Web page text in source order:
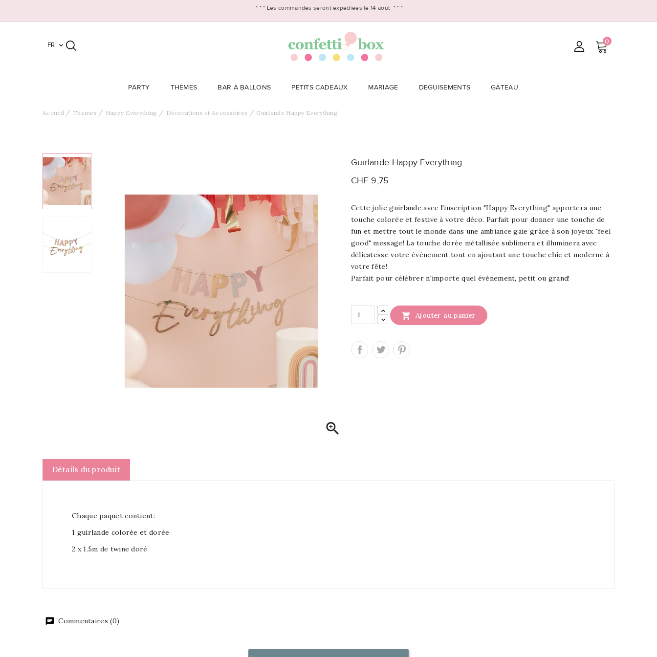
* * * Les commandes seront expédiées le 14 août * * *
FR  0
PARTY THÈMES BAR À BALLONS PETITS CADEAUX MARIAGE DÉGUISEMENTS GÂTEAU
Accueil Thèmes Happy Everything Décorations et Accessoires Guirlande Happy Everything

Guirlande Happy Everything
CHF 9,75
Cette jolie guirlande avec l'inscription "Happy Everything" apportera une
touche colorée et festive à votre déco. Parfait pour donner une touche de
fun et mettre tout le monde dans une ambiance gaie grâce à son joyeux "feel
good" message! La touche dorée métallisée sublimera et illuminera avec
délicatesse votre évènement tout en ajoutant une touche chic et moderne à
votre fête!
Parfait pour célébrer n'importe quel évènement, petit ou grand!
 Ajouter au panier
Détails du produit
Chaque paquet contient:
1 guirlande colorée et dorée
2 x 1.5m de twine doré
Commentaires (0)